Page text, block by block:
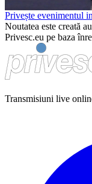
Privește evenimentul
Noutatea este creată
Privesc.eu pe baza
Transmisiuni live